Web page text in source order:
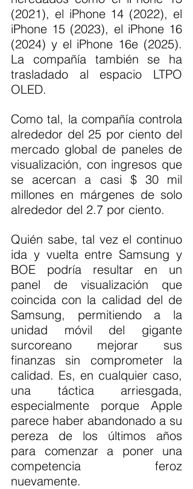
(2021), el iPhone 14 (2022), el
iPhone 15 (2023), el iPhone 16
(2024) y el iPhone 16e (2025).
La compañía también se ha
trasladado al espacio LTPO
OLED.
Como tal, la compañía controla
alrededor del 25 por ciento del
mercado global de paneles de
visualización, con ingresos que
se acercan a casi $ 30 mil
millones en márgenes de solo
alrededor del 2.7 por ciento.
Quién sabe, tal vez el continuo
ida y vuelta entre Samsung y
BOE podría resultar en un
panel de visualización que
coincida con la calidad del de
Samsung, permitiendo a la
unidad móvil del gigante
surcoreano mejorar sus
finanzas sin comprometer la
calidad. Es, en cualquier caso,
una táctica arriesgada,
especialmente porque Apple
parece haber abandonado a su
pereza de los últimos años
para comenzar a poner una
competencia feroz
nuevamente.